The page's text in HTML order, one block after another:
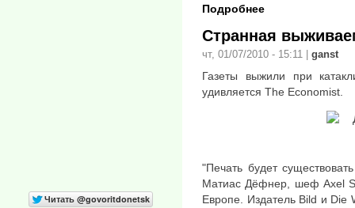
Подробнее
Странная
чт, 01/07/2010 - 15:11 ganst
Газеты выжили при
удивляется The Economist.
"Печать будет
Матиас Дёфнер, шеф Axel
Европе. Издатель Bild и Die